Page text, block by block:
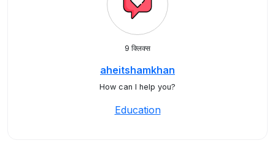
9 क्लिक्स
aheitshamkhan
How can I help you?
Education